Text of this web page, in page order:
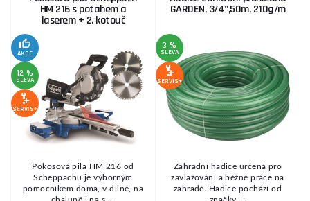
HM 216 s potahem a
laserem + 2. kotouč
AKCE
12 %
SLEVA
SERVIS+
Pokosová pila HM 216 od
Scheppachu je výborným
pomocníkem doma, v dílně, na
chalupě i na s ...
GARDEN, 3/4",50m, 210g/m
3 %
SLEVA
SERVIS+
Zahradní hadice určená pro
zavlažování a běžné práce na
zahradě. Hadice pochází od
značky ...